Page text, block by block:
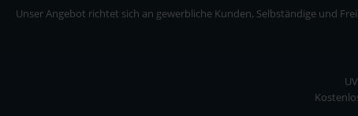
Unser Angebot richtet sich an gewerbliche Kunden, Selbständige und